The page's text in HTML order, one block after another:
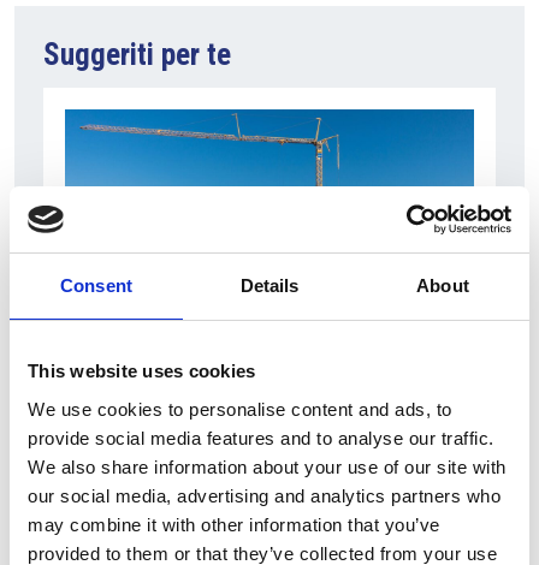
Consent Details About
This website uses cookies
We use cookies to personalise content and ads, to
provide social media features and to analyse our traffic.
We also share information about your use of our site with
our social media, advertising and analytics partners who
may combine it with other information that you’ve
provided to them or that they’ve collected from your use
Suggeriti per te
7 Agosto 2026
Nel primo semestre è aumentata fortemente la
costruzione di nuove abitazioni
Repubblica Ceca